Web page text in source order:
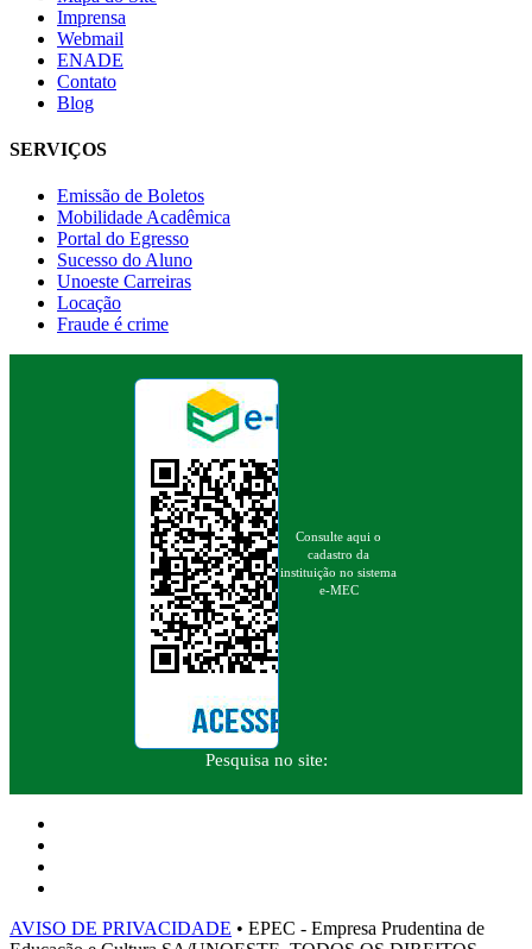
Imprensa
Webmail
ENADE
Contato
Blog
SERVIÇOS
Emissão de Boletos
Mobilidade Acadêmica
Portal do Egresso
Sucesso do Aluno
Unoeste Carreiras
Locação
Fraude é crime
Consulte aqui o
cadastro da
instituição no sistema
e-MEC
Pesquisa no site:
AVISO DE PRIVACIDADE • EPEC - Empresa Prudentina de